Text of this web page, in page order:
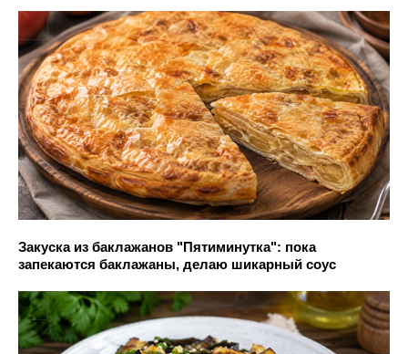
Закуска из баклажанов "Пятиминутка": пока
запекаются баклажаны, делаю шикарный соус